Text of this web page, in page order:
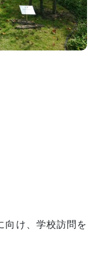
向け、学校訪問を